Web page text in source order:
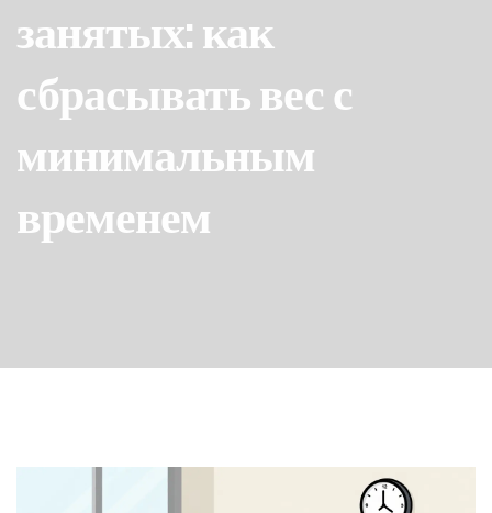
занятых: как
сбрасывать вес с
минимальным
временем